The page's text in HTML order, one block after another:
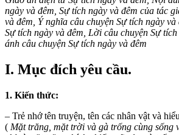
ngày và đêm, Sự tích ngày và đêm của tác
và đêm, Ý nghĩa câu chuyện Sự tích ngày
Sự tích ngày và đêm, Lời câu chuyện Sự
ánh câu chuyện Sự tích ngày và đêm
I. Mục đích yêu cầu.
1. Kiến thức:
– Trẻ nhớ tên truyện, tên các nhân vật và
( Mặt trăng, mặt trời và gà trống cùng sống